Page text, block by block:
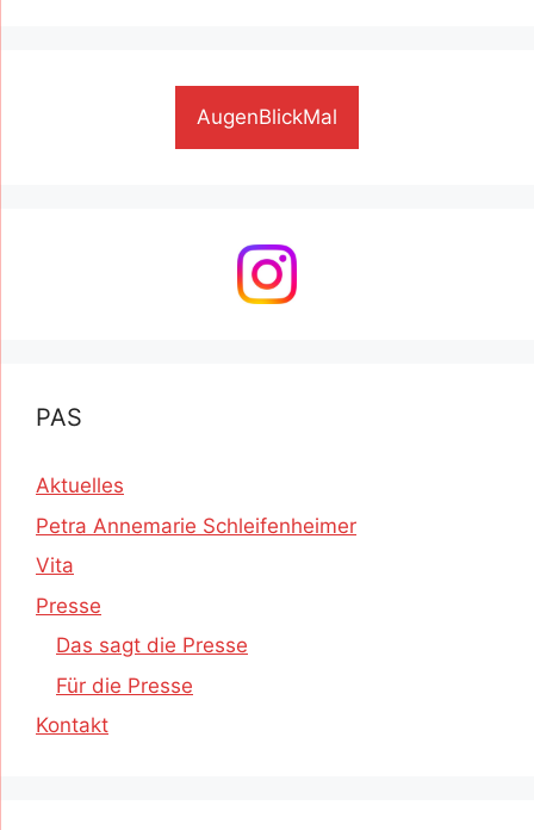
AugenBlickMal
PAS
Aktuelles
Petra Annemarie Schleifenheimer
Vita
Presse
Das sagt die Presse
Für die Presse
Kontakt